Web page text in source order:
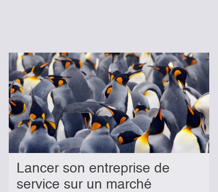
Lancer son entreprise de
service sur un marché